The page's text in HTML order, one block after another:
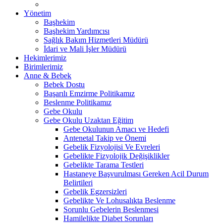
Yönetim
Başhekim
Başhekim Yardımcısı
Sağlık Bakım Hizmetleri Müdürü
İdari ve Mali İşler Müdürü
Hekimlerimiz
Birimlerimiz
Anne & Bebek
Bebek Dostu
Başarılı Emzirme Politikamız
Beslenme Politikamız
Gebe Okulu
Gebe Okulu Uzaktan Eğitim
Gebe Okulunun Amacı ve Hedefi
Antenetal Takip ve Önemi
Gebelik Fizyolojisi Ve Evreleri
Gebelikte Fizyolojik Değişiklikler
Gebelikte Tarama Testleri
Hastaneye Başvurulması Gereken Acil Durum
Belirtileri
Gebelik Egzersizleri
Gebelikte Ve Lohusalıkta Beslenme
Sorunlu Gebelerin Beslenmesi
Hamilelikte Diabet Sorunları